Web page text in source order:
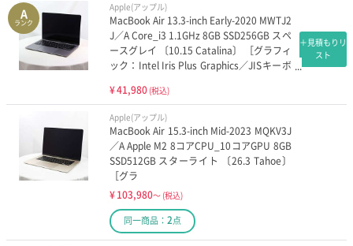
A
ランク
Apple(アップル)
MacBook Air 13.3-inch Early-2020 MWTJ2
J／A Core_i3 1.1GHz 8GB SSD256GB スペ
ースグレイ 〔10.15 Catalina〕 ［グラフィ
ック：Intel Iris Plus Graphics／JISキーボ
¥41,980 (税込)
＋見積もりリ
スト
Apple(アップル)
MacBook Air 15.3-inch Mid-2023 MQKV3J
／A Apple M2 8コアCPU_10コアGPU 8GB
SSD512GB スターライト 〔26.3 Tahoe〕
［グラ
¥103,980～ (税込)
同一商品： 2点